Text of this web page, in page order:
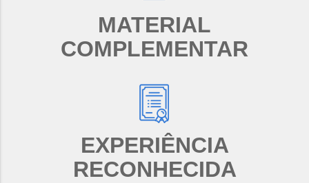
MATERIAL
COMPLEMENTAR
EXPERIÊNCIA
RECONHECIDA